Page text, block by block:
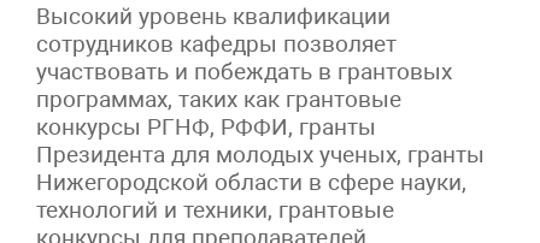
Высокий уровень квалификации
сотрудников кафедры позволяет
участвовать и побеждать в грантовых
программах, таких как грантовые
конкурсы РГНФ, РФФИ, гранты
Президента для молодых ученых, гранты
Нижегородской области в сфере науки,
технологий и техники, грантовые
конкурсы для преподавателей